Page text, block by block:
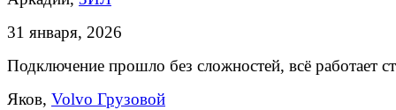
31 января, 2026
Подключение прошло без сложностей, всё работает
Яков, Volvo Грузовой